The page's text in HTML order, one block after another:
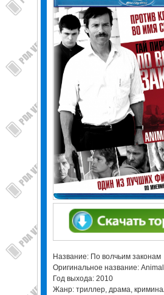
Название: По волчьим законам
Оригинальное название:
Год выхода: 2010
Жанр: триллер, драма,